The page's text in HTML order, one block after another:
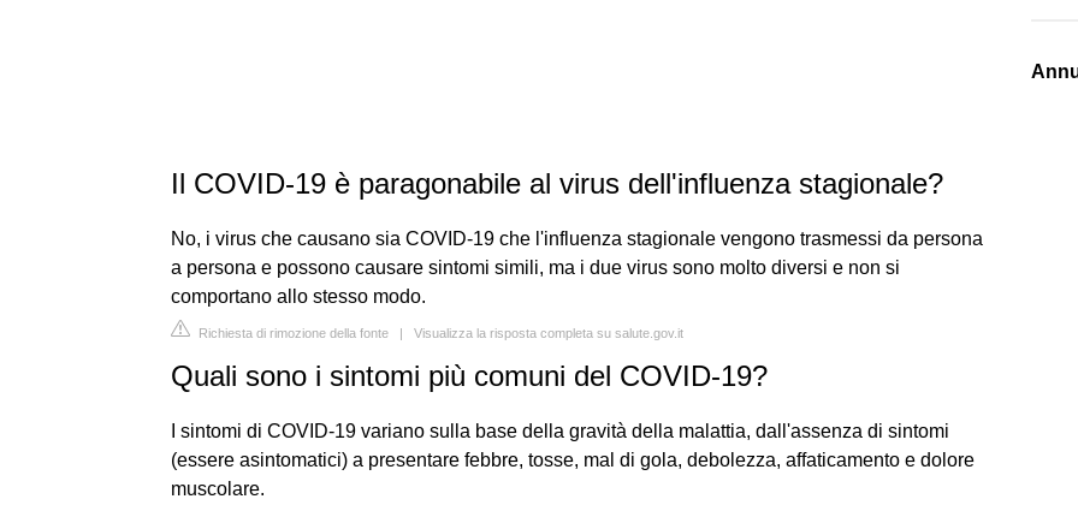
Il COVID-19 è paragonabile al virus dell'influenza stagionale?
No, i virus che causano sia COVID-19 che l'influenza stagionale vengono trasmessi da persona
a persona e possono causare sintomi simili, ma i due virus sono molto diversi e non si
comportano allo stesso modo.
Richiesta di rimozione della fonte | Visualizza la risposta completa su salute.gov.it
Quali sono i sintomi più comuni del COVID-19?
I sintomi di COVID-19 variano sulla base della gravità della malattia, dall'assenza di sintomi
(essere asintomatici) a presentare febbre, tosse, mal di gola, debolezza, affaticamento e dolore
muscolare.